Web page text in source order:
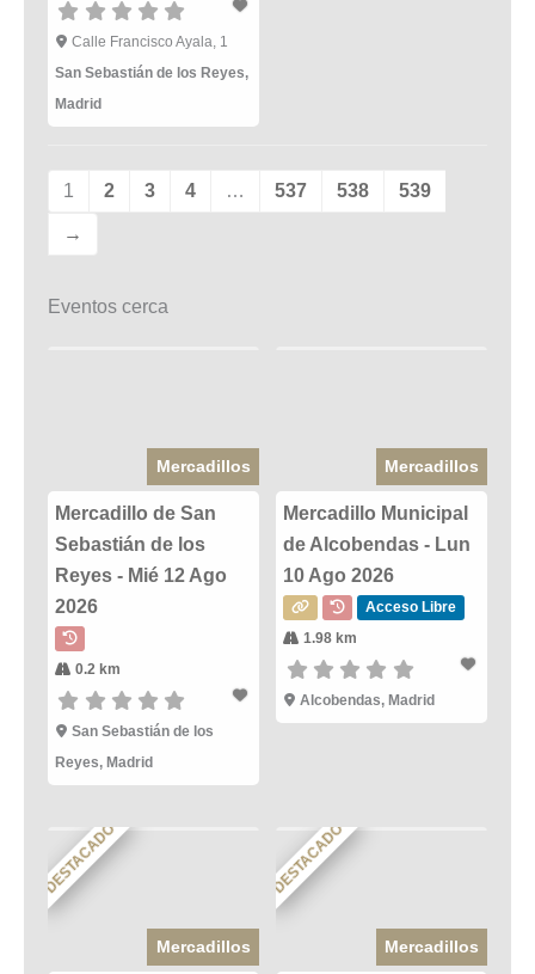
Calle Francisco Ayala, 1
San Sebastián de los Reyes,
Madrid
1 2 3 4 … 537 538 539
→
Eventos cerca
Mercadillos
Mercadillo de San
Sebastián de los
Reyes - Mié 12 Ago
2026
0.2 km
San Sebastián de los
Reyes, Madrid
Mercadillos
Mercadillo Municipal
de Alcobendas - Lun
10 Ago 2026
Acceso Libre
1.98 km
Alcobendas, Madrid
DESTACADO
Mercadillos
DESTACADO
Mercadillos